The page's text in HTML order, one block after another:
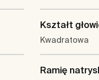
Kształt
Kwadratowa
Ramię